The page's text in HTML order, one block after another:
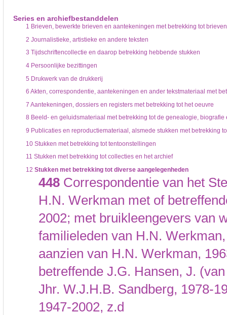
Bij het zoeken in de inventaris wordt de hiërarchie gevolgd. De rubrieken in
Series en archiefbestanddelen
1 Brieven, bewerkte brieven en aantekeningen met betrekking tot brieven
2 Journalistieke, artistieke en andere teksten
3 Tijdschriftencollectie en daarop betrekking hebbende stukken
4Persoonlijke bezittingen
5 Drukwerk van de drukkerij
6 Akten, correspondentie, aantekeningen en ander tekstmateriaal met
7 Aantekeningen, dossiers en registers met betrekking tot het oeuvre
8 Beeld- en geluidsmateriaal met betrekking tot de genealogie,
9 Publicaties en reproductiemateriaal, alsmede stukken met betrekking
10Stukken met betrekking tot tentoonstellingen
11 Stukken met betrekking tot collecties en het archief
12 Stukken met betrekking tot diverse aangelegenheden
448Correspondentie van het
H.N. Werkman met of
2002; met bruikleengevers van
familieleden van H.N.
aanzien van H.N. Werkman,
betreffende J.G. Hansen, J.
Jhr. W.J.H.B. Sandberg, 1978-
1947-2002, z.d